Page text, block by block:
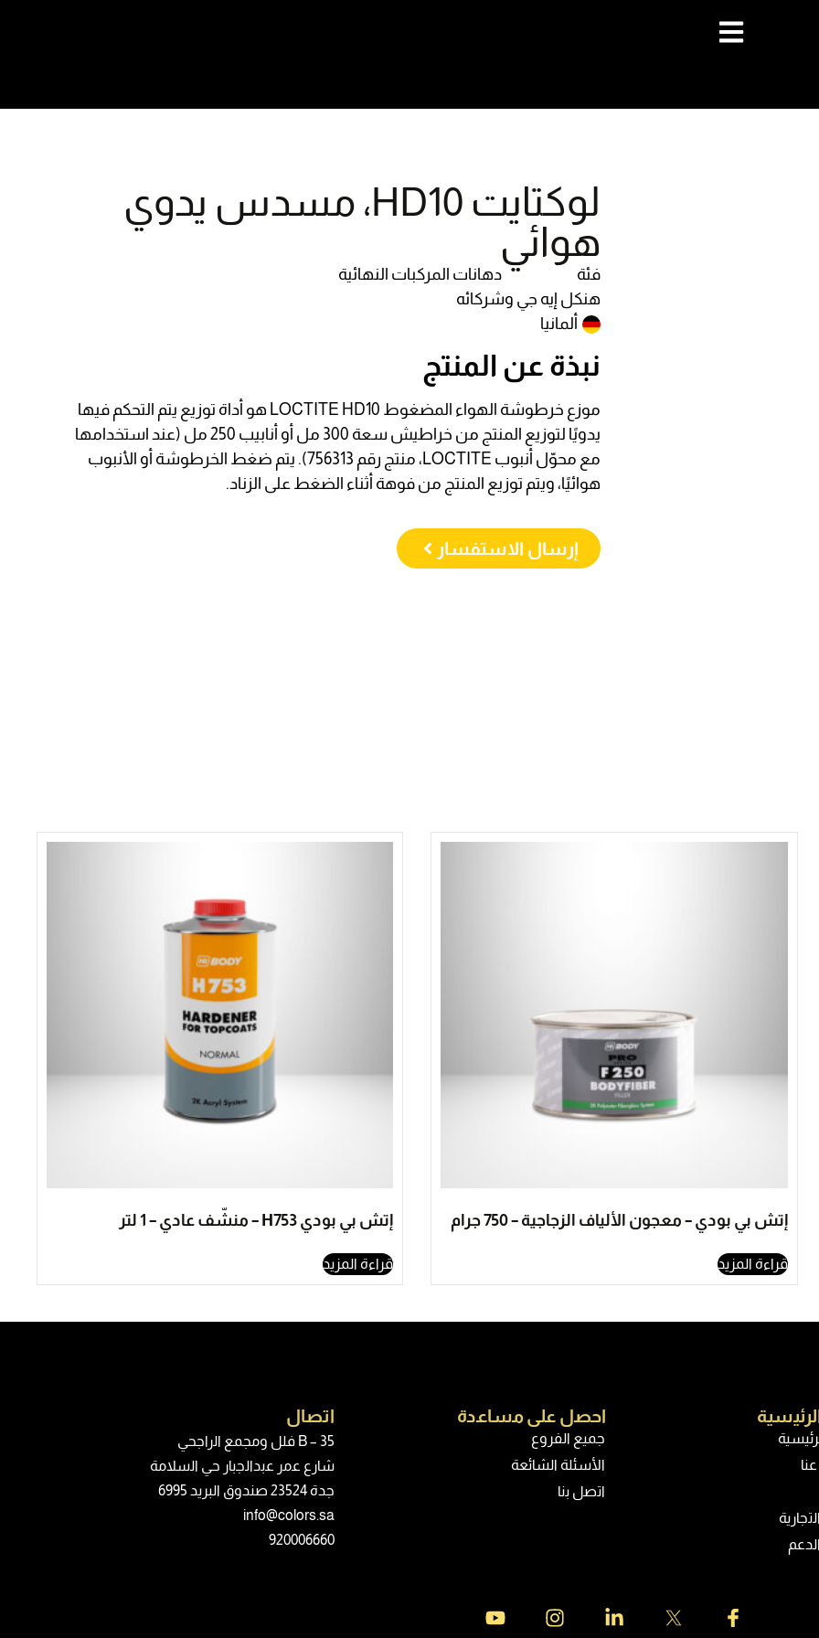
لوكتايت HD10، مسدس يدوي
هوائي
فئة
دهانات المركبات النهائية
هنكل إيه جي وشركائه
ألمانيا
نبذة عن المنتج
موزع خرطوشة الهواء المضغوط LOCTITE HD10 هو أداة توزيع يتم التحكم فيها
يدويًا لتوزيع المنتج من خراطيش سعة 300 مل أو أنابيب 250 مل (عند استخدامها
مع محوّل أنبوب LOCTITE، منتج رقم 756313). يتم ضغط الخرطوشة أو الأنبوب
هوائيًا، ويتم توزيع المنتج من فوهة أثناء الضغط على الزناد.
إرسال الاستفسار
إتش بي بودي – معجون الألياف الزجاجية – 750 جرام
قراءة المزيد
إتش بي بودي H753 – منشّف عادي – 1 لتر
قراءة المزيد
اﺣﺻل ﻋﻠﻰ ﻣﺳﺎﻋدة
جميع الفروع
الأسئلة الشائعة
اﺗﺻل ﺑﻧﺎ
اتصال
B – 35 فلل ومجمع اﻟراجحي
ﺷﺎرع ﻋﻣر ﻋﺑداﻟﺟﺑﺎر ﺣﻲ اﻟﺳﻼﻣﺔ
جدة 23524 صندوق البريد 6995
info@colors.sa
920006660